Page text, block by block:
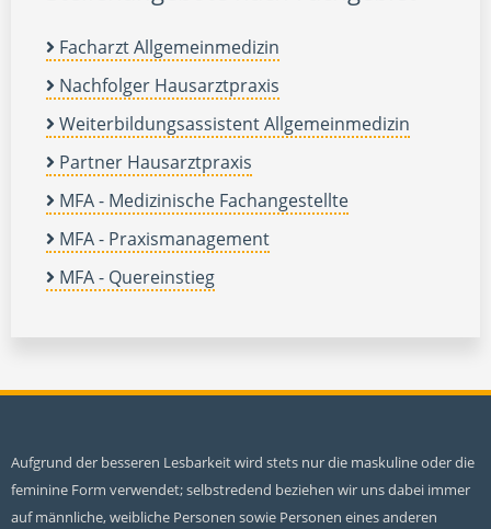
Facharzt Allgemeinmedizin
Nachfolger Hausarztpraxis
Weiterbildungsassistent Allgemeinmedizin
Partner Hausarztpraxis
MFA - Medizinische Fachangestellte
MFA - Praxismanagement
MFA - Quereinstieg
Aufgrund der besseren Lesbarkeit wird stets nur die maskuline oder die
feminine Form verwendet; selbstredend beziehen wir uns dabei immer
auf männliche, weibliche Personen sowie Personen eines anderen